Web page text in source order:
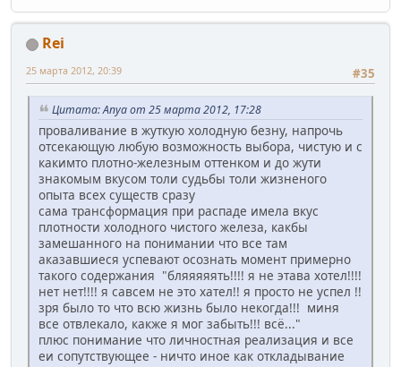
Rei
#35
25 марта 2012, 20:39
Цитата: Anya от 25 марта 2012, 17:28
проваливание в жуткую холодную безну, напрочь
отсекающую любую возможность выбора, чистую и с
какимто плотно-железным оттенком и до жути
знакомым вкусом толи судьбы толи жизненого
опыта всех существ сразу
сама трансформация при распаде имела вкус
плотности холодного чистого железа, какбы
замешанного на понимании что все там
аказавшиеся успевают осознать момент примерно
такого содержания "бляяяяять!!!! я не этава хотел!!!!
нет нет!!!! я савсем не это хател!! я просто не успел !!
зря было то что всю жизнь было некогда!!! миня
все отвлекало, какже я мог забыть!!! всё..."
плюс понимание что личностная реализация и все
еи сопутствующее - ничто иное как откладывание